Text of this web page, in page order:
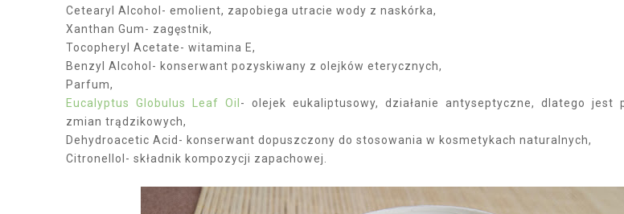
Cetearyl Alcohol- emolient, zapobiega utracie wody z naskórka,
Xanthan Gum- zagęstnik,
Tocopheryl Acetate- witamina E,
Benzyl Alcohol- konserwant pozyskiwany z olejków eterycznych,
Parfum,
Eucalyptus Globulus Leaf Oil- olejek eukaliptusowy, działanie antyseptyczne, dlatego jest
zmian trądzikowych,
Dehydroacetic Acid- konserwant dopuszczony do stosowania w kosmetykach naturalnych,
Citronellol- składnik kompozycji zapachowej.